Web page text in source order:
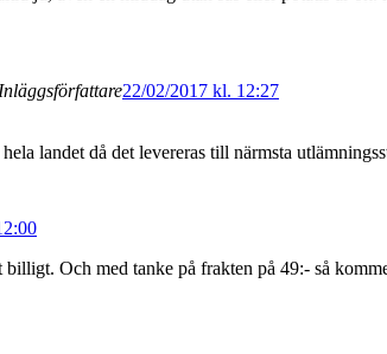
Inläggsförfattare22/02/2017 kl. 12:27
landet då det levereras till närmsta
Och med tanke på frakten på 49:- så